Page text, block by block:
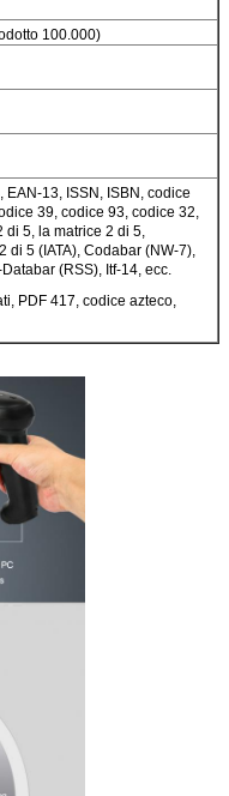
100.000)
EAN-13, ISSN, ISBN, codice
39, codice 93, codice 32,
di 5, la matrice 2 di 5,
di 5 (IATA), Codabar (NW-7),
(RSS), Itf-14, ecc.
PDF 417, codice azteco,